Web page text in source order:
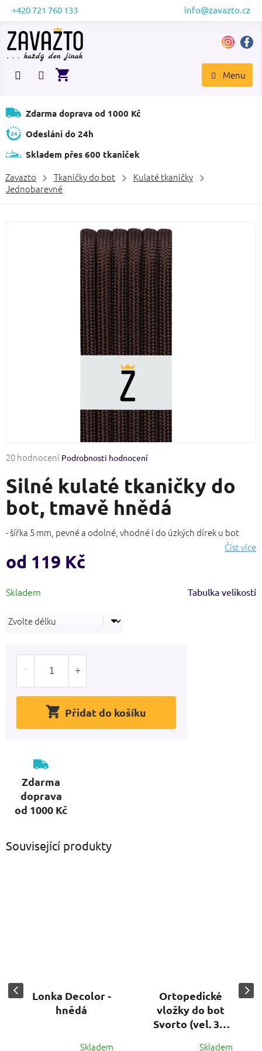
Přejít
obsah
+420 721 760 133 info@zavazto.cz
NÁKUPNÍ
Zdarma doprava od 1000 Kč
Odeslání do 24h
Skladem přes 600 tkaniček
Zavazto Tkaničky do bot
Kulaté tkaničky
Jednobarevné
Průměrné
produktu
je
4,1
z
hvězdiček.
20 hodnocení Podrobnosti hodnocení
Silné kulaté tkaničky do
bot, tmavě hnědá
- šířka 5 mm, pevné a odolné, vhodné i do úzkých dírek u bot
Číst více
od 119 Kč
cena:
Tabulka velikostí
Přidat do košíku
Zdarma
doprava
od 1000 Kč
Související produkty
Lonka Decolor -
hnědá
Skladem
Ortopedické
vložky do bot
Svorto (vel. 36-
Skladem